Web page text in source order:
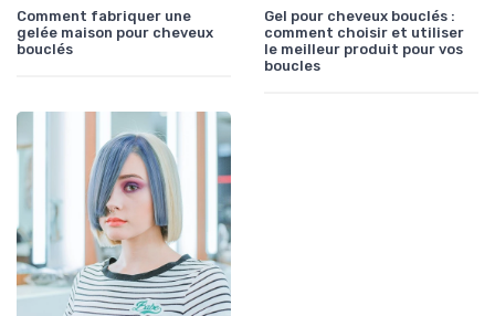
Comment fabriquer une
gelée maison pour cheveux
bouclés
Gel pour cheveux bouclés :
comment choisir et utiliser
le meilleur produit pour vos
boucles